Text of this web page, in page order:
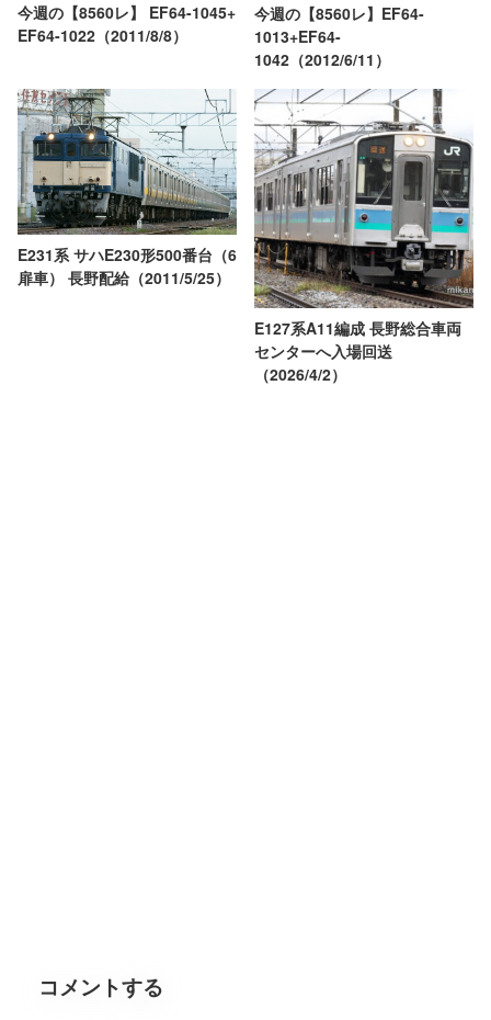
今週の【8560レ】 EF64-1045+
EF64-1022（2011/8/8）
今週の【8560レ】EF64-
1013+EF64-
1042（2012/6/11）
E231系 サハE230形500番台（6
扉車） 長野配給（2011/5/25）
E127系A11編成 長野総合車両
センターへ入場回送
（2026/4/2）
コメントする